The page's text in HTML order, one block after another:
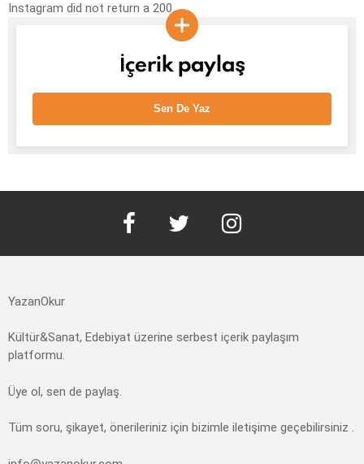
Instagram did not return a 200.
İçerik paylaş
Sen De Yaz
YazanOkur
Kültür&Sanat, Edebiyat üzerine serbest içerik paylaşım
platformu.
Üye ol, sen de paylaş.
Tüm soru, şikayet, önerileriniz için bizimle iletişime geçebilirsiniz .